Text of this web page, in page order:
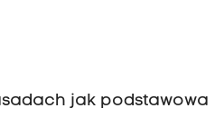
jak podstawowa